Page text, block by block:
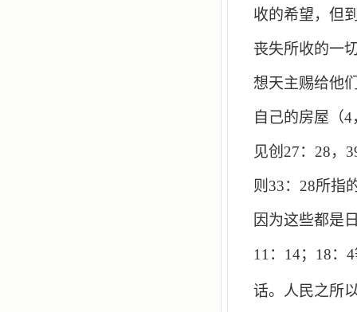
收的希望，但
丧失所收的一
想天主赐给他
自己的房屋（4
见创 27： 28，
则 33： 28所指
因为这些都是
11 ： 14； 18： 4
话。人民之所